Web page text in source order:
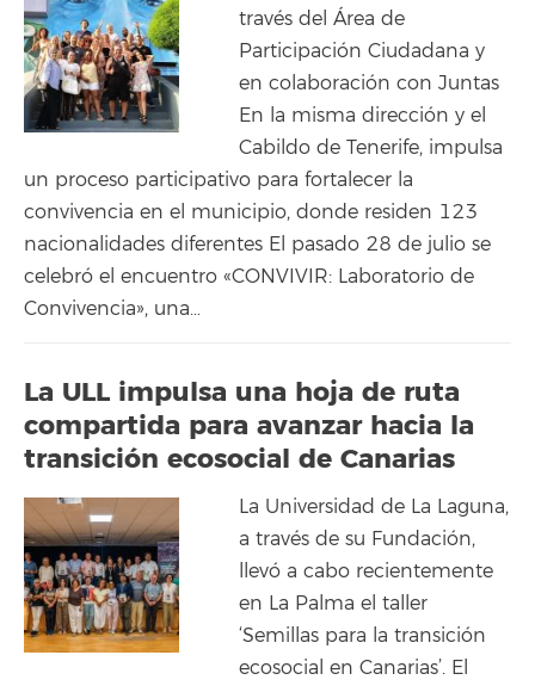
través del Área de
Participación Ciudadana y
en colaboración con Juntas
En la misma dirección y el
Cabildo de Tenerife, impulsa
un proceso participativo para fortalecer la
convivencia en el municipio, donde residen 123
nacionalidades diferentes El pasado 28 de julio se
celebró el encuentro «CONVIVIR: Laboratorio de
Convivencia», una…
La ULL impulsa una hoja de ruta
compartida para avanzar hacia la
transición ecosocial de Canarias
La Universidad de La Laguna,
a través de su Fundación,
llevó a cabo recientemente
en La Palma el taller
‘Semillas para la transición
ecosocial en Canarias’. El